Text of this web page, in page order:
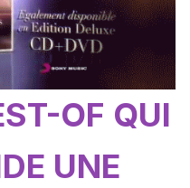
OF QUI
UNE